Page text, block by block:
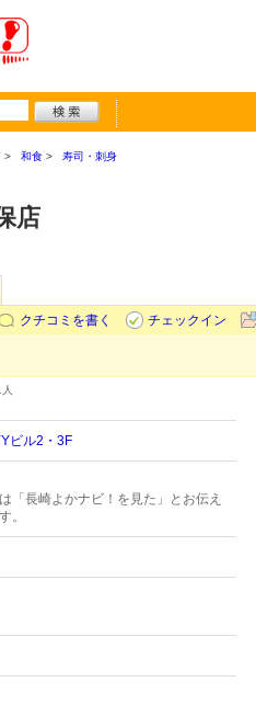
和食 寿司・刺身
店
クチコミを書く
チェックイン
ビル2・3F
「長崎よかナビ！を見た」とお伝え
。